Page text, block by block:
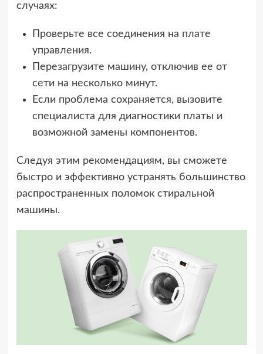
случаях:
Проверьте все соединения на плате
управления.
Перезагрузите машину, отключив ее от
сети на несколько минут.
Если проблема сохраняется, вызовите
специалиста для диагностики платы и
возможной замены компонентов.
Следуя этим рекомендациям, вы сможете
быстро и эффективно устранять большинство
распространенных поломок стиральной
машины.